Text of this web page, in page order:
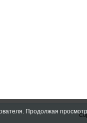
Продолжая